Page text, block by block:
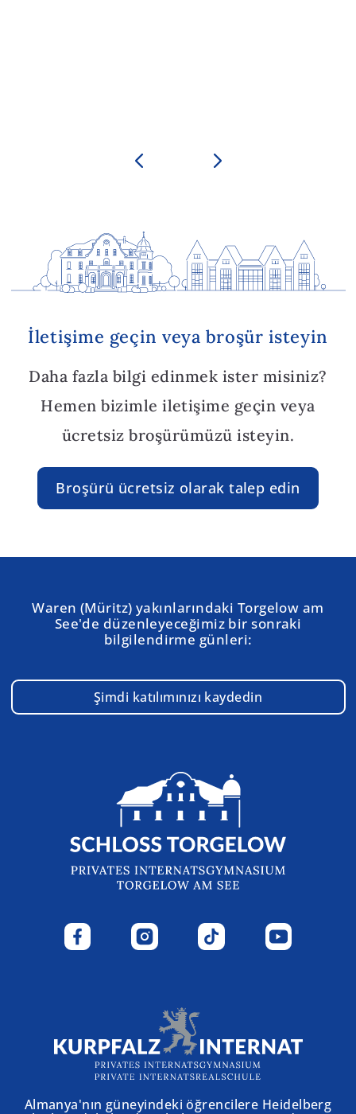
İletişime geçin veya broşür isteyin
Daha fazla bilgi edinmek ister misiniz?
Hemen bizimle iletişime geçin veya
ücretsiz broşürümüzü isteyin.
Broşürü ücretsiz olarak talep edin
Waren (Müritz) yakınlarındaki Torgelow am
See'de düzenleyeceğimiz bir sonraki
bilgilendirme günleri:
Şimdi katılımınızı kaydedin
Almanya'nın güneyindeki öğrencilere Heidelberg